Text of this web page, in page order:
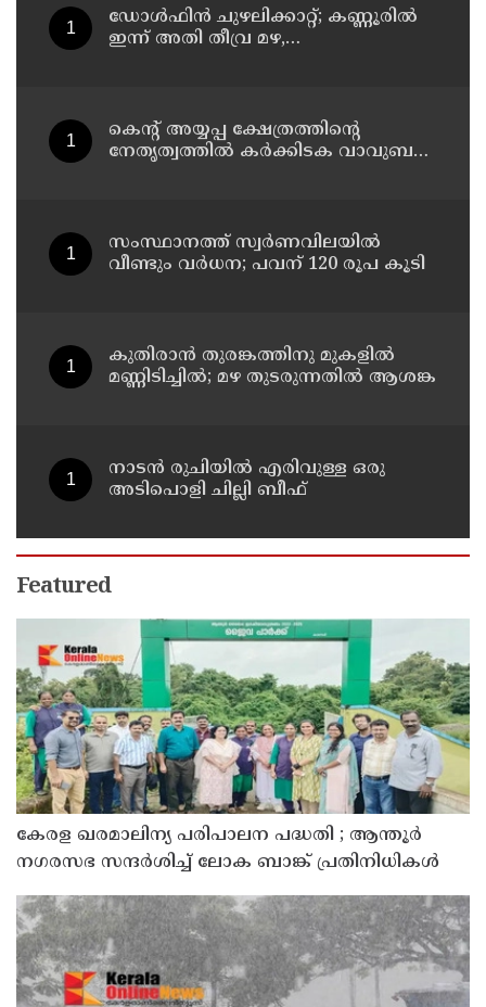
ഡോള്‍ഫിന്‍ ചുഴലിക്കാറ്റ്; കണ്ണൂരിൽ
ഇന്ന് അതി തീവ്ര മഴ,
കെന്റ് അയ്യപ്പ ക്ഷേത്രത്തിന്റെ
നേതൃത്വത്തിൽ കർക്കിടക വാവുബലി
സംസ്ഥാനത്ത് സ്വര്‍ണവിലയില്‍
വീണ്ടും വര്‍ധന; പവന് 120 രൂപ കൂടി
കുതിരാന്‍ തുരങ്കത്തിനു മുകളില്‍
മണ്ണിടിച്ചില്‍; മഴ തുടരുന്നതിൽ ആശങ്ക
നാടൻ രുചിയിൽ എരിവുള്ള ഒരു
അടിപൊളി ചില്ലി ബീഫ്
Featured
കേരള ഖരമാലിന്യ പരിപാലന പദ്ധതി ; ആന്തൂർ
നഗരസഭ സന്ദർശിച്ച് ലോക ബാങ്ക് പ്രതിനിധികൾ